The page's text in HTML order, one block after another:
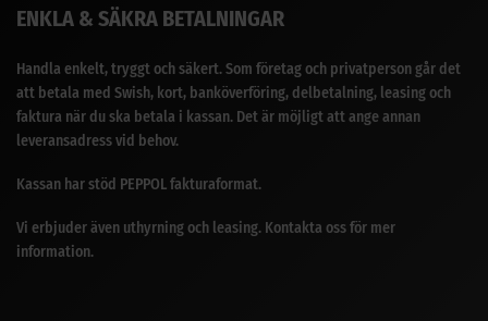
ENKLA & SÄKRA BETALNINGAR
Handla enkelt, tryggt och säkert. Som företag och privatperson går det
att betala med Swish, kort, banköverföring, delbetalning, leasing och
faktura när du ska betala i kassan. Det är möjligt att ange annan
leveransadress vid behov.
Kassan har stöd PEPPOL fakturaformat.
Vi erbjuder även uthyrning och leasing. Kontakta oss för mer
information.